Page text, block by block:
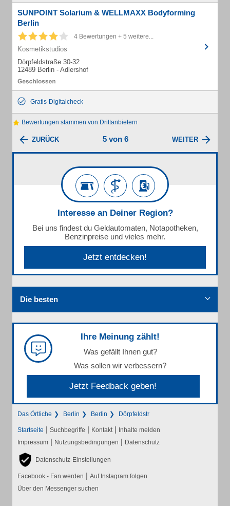
SUNPOINT Solarium & WELLMAXX Bodyforming
Berlin
4 Bewertungen + 5 weitere...
Kosmetikstudios
Dörpfeldstraße 30-32
12489 Berlin - Adlershof
Gratis-Digitalcheck
Bewertungen stammen von Drittanbietern
ZURÜCK 5 von 6 WEITER
Interesse an Deiner Region?
Bei uns findest du Geldautomaten, Notapotheken,
Benzinpreise und vieles mehr.
Jetzt entdecken!
Die besten
Ihre Meinung zählt!
Was gefällt Ihnen gut?
Was sollen wir verbessern?
Jetzt Feedback geben!
Das Örtliche Berlin Berlin Dörpfeldstr
Startseite | Suchbegriffe | Kontakt | Inhalte melden
Impressum | Nutzungsbedingungen | Datenschutz
Datenschutz-Einstellungen
Facebook - Fan werden | Auf Instagram folgen
Über den Messenger suchen